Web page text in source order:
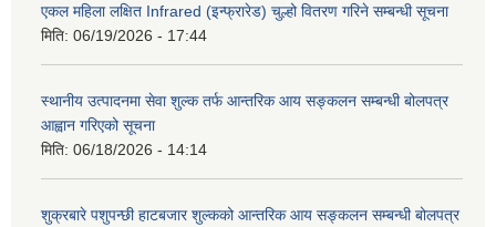
एकल महिला लक्षित Infrared (इन्फ्रारेड) चुल्हो वितरण गरिने सम्बन्धी सूचना
मिति: 06/19/2026 - 17:44
स्थानीय उत्पादनमा सेवा शुल्क तर्फ आन्तरिक आय सङ्कलन सम्बन्धी बोलपत्र
आह्वान गरिएको सूचना
मिति: 06/18/2026 - 14:14
शुक्रबारे पशुपन्छी हाटबजार शुल्कको आन्तरिक आय सङ्कलन सम्बन्धी बोलपत्र